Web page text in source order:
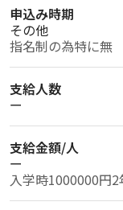
申込み時期
その他
指名制の為特に無
支給人数
ー
支給金額/人
ー
入学時1000000円